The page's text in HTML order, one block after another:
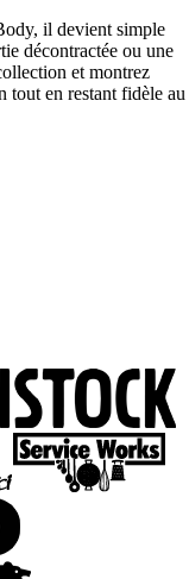
il devient simple
décontractée ou une
et montrez
tout en restant fidèle au